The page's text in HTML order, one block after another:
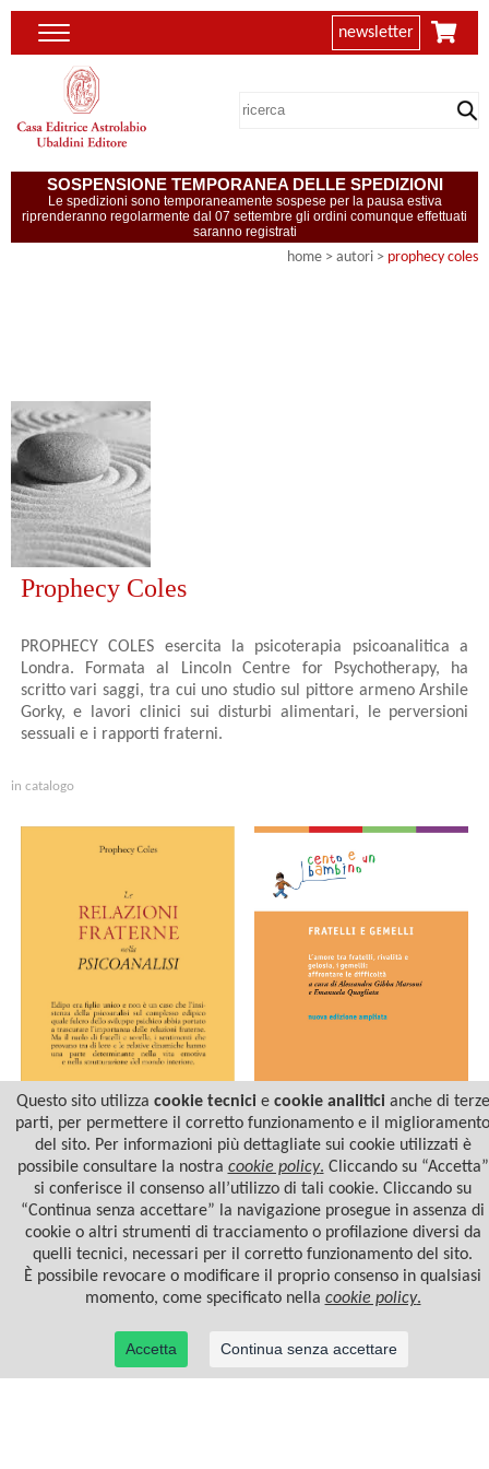
newsletter
SOSPENSIONE TEMPORANEA DELLE SPEDIZIONI
Le spedizioni sono temporaneamente sospese per la pausa estiva
riprenderanno regolarmente dal 07 settembre gli ordini comunque effettuati
saranno registrati
home > autori > prophecy coles
Prophecy Coles
PROPHECY COLES esercita la psicoterapia psicoanalitica a
Londra. Formata al Lincoln Centre for Psychotherapy, ha
scritto vari saggi, tra cui uno studio sul pittore armeno Arshile
Gorky, e lavori clinici sui disturbi alimentari, le perversioni
sessuali e i rapporti fraterni.
in catalogo
LE RELAZIONI FRATERNE
NELLA PSICOANALISI
FRATELLI E GEMELLI
Questo sito utilizza cookie tecnicie cookie analiticianche di terze
parti, per permettere il corretto funzionamento e il miglioramento
del sito. Per informazioni più dettagliate sui cookie utilizzati è
possibile consultare la nostra cookie policy. Cliccando su “Accetta”
si conferisce il consenso all’utilizzo di tali cookie. Cliccando su
“Continua senza accettare” la navigazione prosegue in assenza di
cookie o altri strumenti di tracciamento o profilazione diversi da
quelli tecnici, necessari per il corretto funzionamento del sito.
È possibile revocare o modificare il proprio consenso in qualsiasi
momento, come specificato nella cookie policy.
Accetta Continua senza accettare